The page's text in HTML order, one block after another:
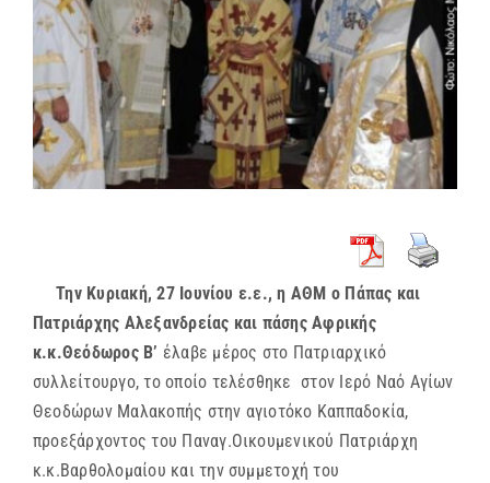
ΣΥΝΔΕΣΕΙΣ
Την Κυριακή, 27 Ιουνίου ε.ε., η ΑΘΜ ο Πάπας και
Πατριάρχης Αλεξανδρείας και πάσης Αφρικής
κ.κ.Θεόδωρος Β’ έλαβε μέρος στο Πατριαρχικό
συλλείτουργο, το οποίο τελέσθηκε στον Ιερό Ναό Αγίων
Θεοδώρων Μαλακοπής στην αγιοτόκο Καππαδοκία,
προεξάρχοντος του Παναγ.Οικουμενικού Πατριάρχη
κ.κ.Βαρθολομαίου και την συμμετοχή του